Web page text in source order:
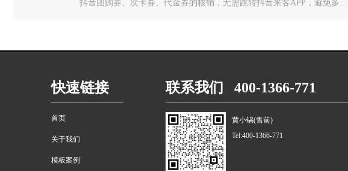
抖音团购券、次卡券、代金券的核销，无需跳转抖音来客APP，避免多系
快速链接
首页
关于我们
模板案例
联系我们 400-1366-771
黄小锅(售前)
Tel:400-1366-771